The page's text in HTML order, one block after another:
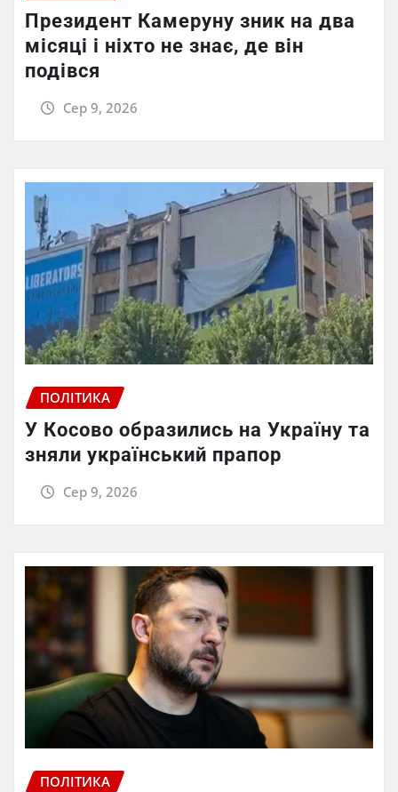
Президент Камеруну зник на два
місяці і ніхто не знає, де він
подівся
Сер 9, 2026
ПОЛІТИКА
У Косово образились на Україну та
зняли український прапор
Сер 9, 2026
ПОЛІТИКА